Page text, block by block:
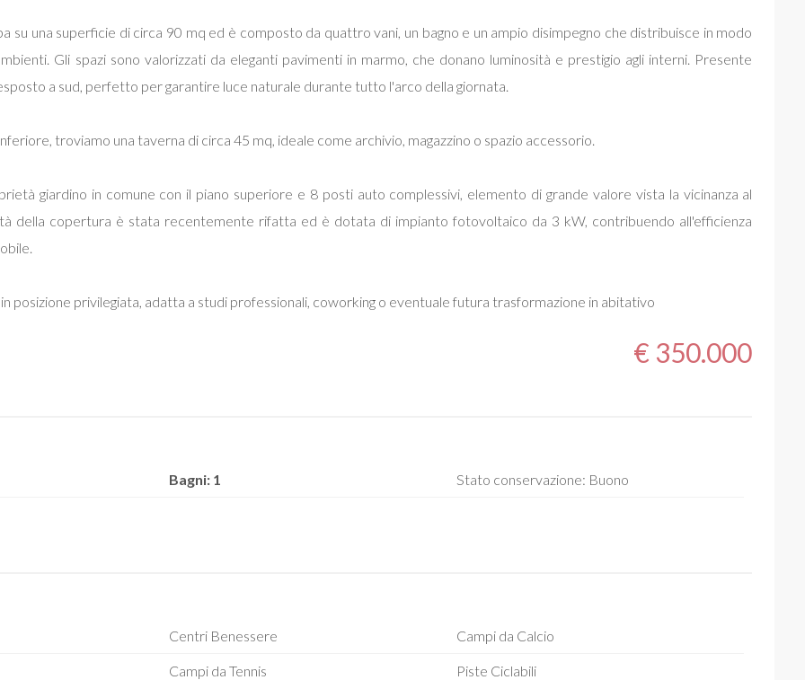
su una superficie di circa 90 mq ed è composto da quattro vani, un bagno e un ampio disimpegno che distribuisce in modo
Gli spazi sono valorizzati da eleganti pavimenti in marmo, che donano luminosità e prestigio agli interni. Presente
a sud, perfetto per garantire luce naturale durante tutto l'arco della giornata.
troviamo una taverna di circa 45 mq, ideale come archivio, magazzino o spazio accessorio.
giardino in comune con il piano superiore e 8 posti auto complessivi, elemento di grande valore vista la vicinanza al
della copertura è stata recentemente rifatta ed è dotata di impianto fotovoltaico da 3 kW, contribuendo all'efficienza
posizione privilegiata, adatta a studi professionali, coworking o eventuale futura trasformazione in abitativo
€ 350.000
Bagni: 1 Stato conservazione: Buono
Centri Benessere Campi da Calcio
Campi da Tennis Piste Ciclabili